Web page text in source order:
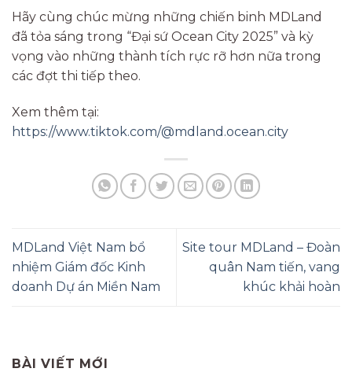
Hãy cùng chúc mừng những chiến binh MDLand
đã tỏa sáng trong “Đại sứ Ocean City 2025” và kỳ
vọng vào những thành tích rực rỡ hơn nữa trong
các đợt thi tiếp theo.
Xem thêm tại:
https://www.tiktok.com/@mdland.ocean.city
MDLand Việt Nam bổ
nhiệm Giám đốc Kinh
doanh Dự án Miền Nam
Site tour MDLand – Đoàn
quân Nam tiến, vang
khúc khải hoàn
BÀI VIẾT MỚI